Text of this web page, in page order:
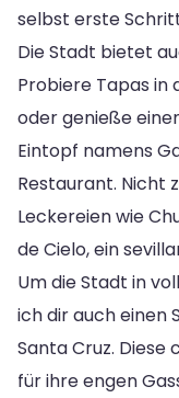
selbst erste
Die Stadt bietet
Probiere Tapas in
oder genieße
Eintopf namens
Restaurant. Nicht
Leckereien wie
de Cielo, ein
Um die Stadt in
ich dir auch einen
Santa Cruz.
für ihre engen